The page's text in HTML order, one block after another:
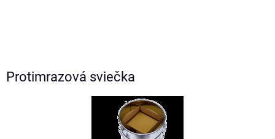
Protimrazová sviečka